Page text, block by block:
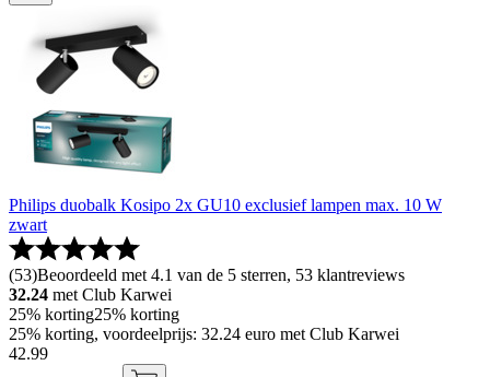
Philips duobalk Kosipo 2x GU10 exclusief lampen max. 10 W
zwart
(53)Beoordeeld met 4.1 van de 5 sterren, 53 klantreviews
32.24 met Club Karwei
25% korting25% korting
25% korting, voordeelprijs: 32.24 euro met Club Karwei
42.99